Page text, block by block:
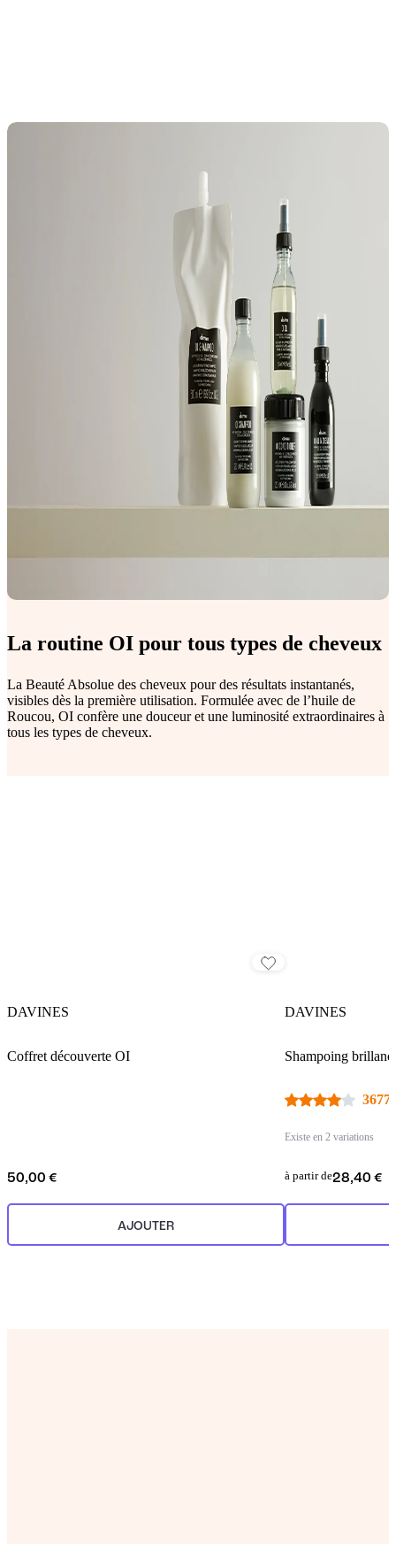
La routine OI pour tous types de cheveux
La Beauté Absolue des cheveux pour des résultats instantanés,
visibles dès la première utilisation. Formulée avec de l’huile de
Roucou, OI confère une douceur et une luminosité extraordinaires à
tous les types de cheveux.
DAVINES
Coffret découverte OI
50,00 €
AJOUTER
DAVINES
Shampoing
3677
Existe en 2 variations
à partir de28,40 €